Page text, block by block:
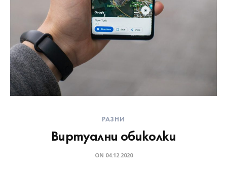
РАЗНИ
Виртуални обиколки
ON 04.12.2020